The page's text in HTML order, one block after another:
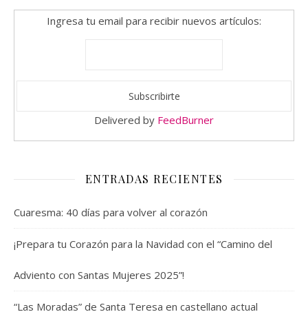
Ingresa tu email para recibir nuevos artículos:
Delivered by FeedBurner
ENTRADAS RECIENTES
Cuaresma: 40 días para volver al corazón
¡Prepara tu Corazón para la Navidad con el “Camino del
Adviento con Santas Mujeres 2025”!
“Las Moradas” de Santa Teresa en castellano actual